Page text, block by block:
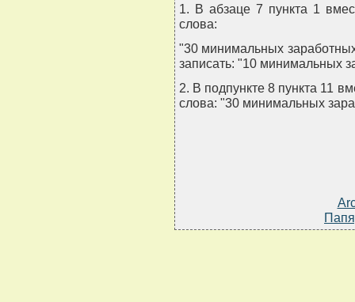
1. В абзаце 7 пункта 1
слова:
"30 минимальных
записать: "10 минимальных
2. В подпункте 8 пункта 11
слова: "30 минимальных